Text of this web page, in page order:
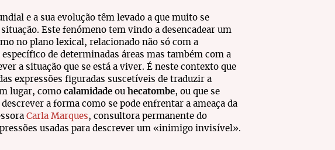
e a sua evolução têm levado a que muito se
Este fenómeno tem vindo a desencadear um
no plano lexical, relacionado não só com a
de determinadas áreas mas também com a
a situação que se está a viver. É neste contexto que
expressões figuradas suscetíveis de traduzir a
lugar, como calamidade ou hecatombe, ou que se
a forma como se pode enfrentar a ameaça da
Carla Marques, consultora permanente do
usadas para descrever um «inimigo invisível».